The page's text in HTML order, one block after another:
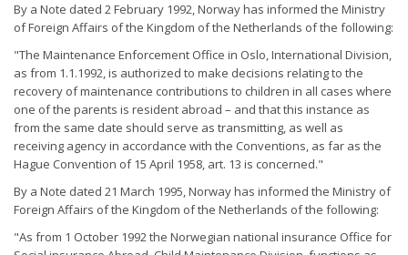
By a Note dated 2 February 1992, Norway has informed the Ministry
of Foreign Affairs of the Kingdom of the Netherlands of the following:
"The Maintenance Enforcement Office in Oslo, International Division,
as from 1.1.1992, is authorized to make decisions relating to the
recovery of maintenance contributions to children in all cases where
one of the parents is resident abroad – and that this instance as
from the same date should serve as transmitting, as well as
receiving agency in accordance with the Conventions, as far as the
Hague Convention of 15 April 1958, art. 13 is concerned."
By a Note dated 21 March 1995, Norway has informed the Ministry of
Foreign Affairs of the Kingdom of the Netherlands of the following:
"As from 1 October 1992 the Norwegian national insurance Office for